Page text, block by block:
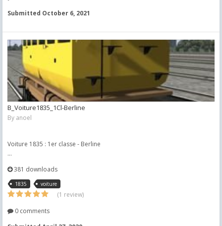
Submitted October 6, 2021
B_Voiture1835_1Cl-Berline
By anoel
Voiture 1835 : 1er classe - Berline
...
381 downloads
1835 voiture
(1 review)
0 comments